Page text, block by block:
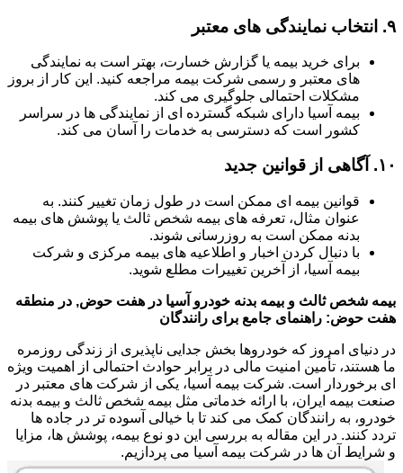
۹. انتخاب نمایندگی های معتبر
برای خرید بیمه یا گزارش خسارت، بهتر است به نمایندگی
های معتبر و رسمی شرکت بیمه مراجعه کنید. این کار از بروز
مشکلات احتمالی جلوگیری می کند.
بیمه آسیا دارای شبکه گسترده ای از نمایندگی ها در سراسر
کشور است که دسترسی به خدمات را آسان می کند.
۱۰. آگاهی از قوانین جدید
قوانین بیمه ای ممکن است در طول زمان تغییر کنند. به
عنوان مثال، تعرفه های بیمه شخص ثالث یا پوشش های بیمه
بدنه ممکن است به روزرسانی شوند.
با دنبال کردن اخبار و اطلاعیه های بیمه مرکزی و شرکت
بیمه آسیا، از آخرین تغییرات مطلع شوید.
بیمه شخص ثالث و بیمه بدنه خودرو آسیا در هفت حوض, در منطقه
هفت حوض: راهنمای جامع برای رانندگان
در دنیای امروز که خودروها بخش جدایی ناپذیری از زندگی روزمره
ما هستند، تأمین امنیت مالی در برابر حوادث احتمالی از اهمیت ویژه
ای برخوردار است. شرکت بیمه آسیا، یکی از شرکت های معتبر در
صنعت بیمه ایران، با ارائه خدماتی مثل بیمه شخص ثالث و بیمه بدنه
خودرو، به رانندگان کمک می کند تا با خیالی آسوده تر در جاده ها
تردد کنند. در این مقاله به بررسی این دو نوع بیمه، پوشش ها، مزایا
و شرایط آن ها در شرکت بیمه آسیا می پردازیم.